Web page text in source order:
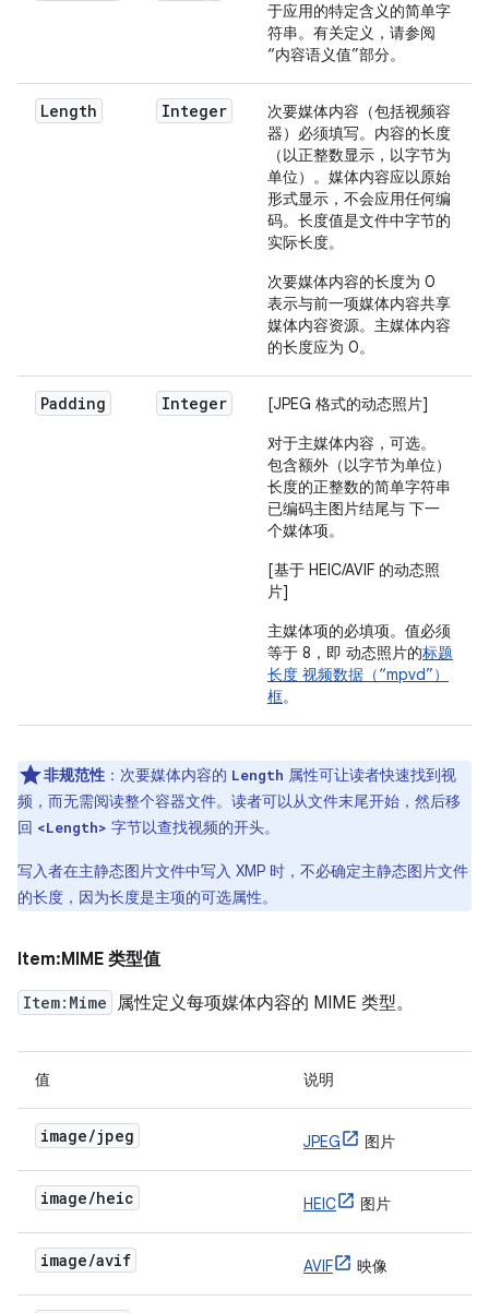
于应用的特定含义的简单字
符串。有关定义，请参阅
“内容语义值”部分。
Length Integer
次要媒体内容（包括视频容
器）必须填写。内容的长度
（以正整数显示，以字节为
单位）。媒体内容应以原始
形式显示，不会应用任何编
码。长度值是文件中字节的
实际长度。
次要媒体内容的长度为 0
表示与前一项媒体内容共享
媒体内容资源。主媒体内容
的长度应为 0。
Padding Integer
[JPEG 格式的动态照片]
对于主媒体内容，可选。
包含额外（以字节为单位）
长度的正整数的简单字符串
已编码主图片结尾与 下一
个媒体项。
[基于 HEIC/AVIF 的动态照
片]
主媒体项的必填项。值必须
等于 8，即 动态照片的标题
长度 视频数据（“mpvd”）
框。
非规范性 ：次要媒体内容的 Length 属性可让读者快速找到视
频，而无需阅读整个容器文件。读者可以从文件末尾开始，然后移
回 <Length> 字节以查找视频的开头。
写入者在主静态图片文件中写入 XMP 时，不必确定主静态图片文件
的长度，因为长度是主项的可选属性。
Item:MIME 类型值
Item:Mime 属性定义每项媒体内容的 MIME 类型。
值 说明
image/jpeg JPEG 图片
image/heic HEIC 图片
image/avif AVIF 映像